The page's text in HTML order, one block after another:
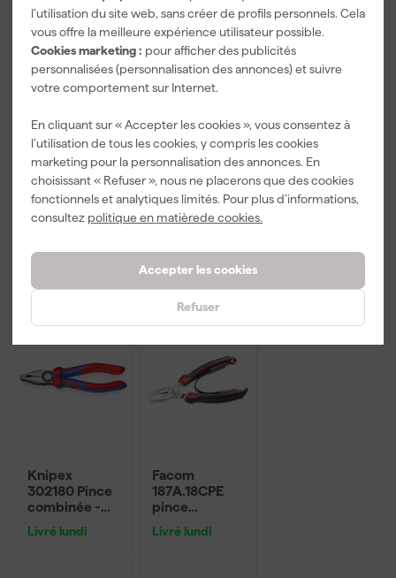
l’utilisation du site web, sans créer de profils personnels. Cela
vous offre la meilleure expérience utilisateur possible.
Cookies marketing : pour afficher des publicités
personnalisées (personnalisation des annonces) et suivre
votre comportement sur Internet.
En cliquant sur « Accepter les cookies », vous consentez à
l’utilisation de tous les cookies, y compris les cookies
marketing pour la personnalisation des annonces. En
choisissant « Refuser », nous ne placerons que des cookies
fonctionnels et analytiques limités. Pour plus d’informations,
consultez politique en matièrede cookies.
Accepter les cookies
Refuser
84TZSA.6 clé
Allen à
poignée en T
avec tête
sphérique - 6
pans - 6 mm
Livré lundi
TTC
250 - Pince
multiprise
poignées
bimatière et
finition
phosphatée
Livré lundi
TTC
R28100010
Pince
multiprise
Livré lundi
TTC
Knipex
302180 Pince
combinée -
Livré lundi
Facom
187A.18CPE
pince
180mm
Livré lundi